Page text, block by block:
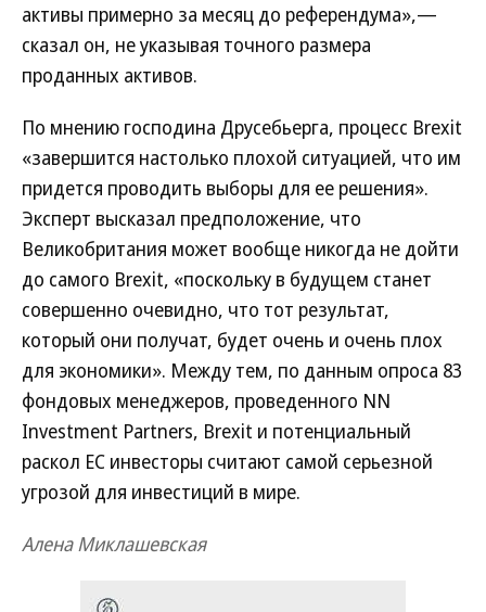
активы примерно за месяц до референдума»,—
сказал он, не указывая точного размера
проданных активов.
По мнению господина Друсебьерга, процесс Brexit
«завершится настолько плохой ситуацией, что им
придется проводить выборы для ее решения».
Эксперт высказал предположение, что
Великобритания может вообще никогда не дойти
до самого Brexit, «поскольку в будущем станет
совершенно очевидно, что тот результат,
который они получат, будет очень и очень плох
для экономики». Между тем, по данным опроса 83
фондовых менеджеров, проведенного NN
Investment Partners, Brexit и потенциальный
раскол ЕС инвесторы считают самой серьезной
угрозой для инвестиций в мире.
Алена Миклашевская